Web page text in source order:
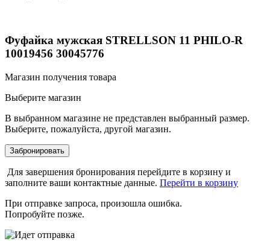
Фуфайка мужская STRELLSON 11 PHILO-R
10019456 30045776
Магазин получения товара
Выберите магазин
В выбранном магазине не представлен выбранный размер.
Выберите, пожалуйста, другой магазин.
Забронировать
Для завершения бронирования перейдите в корзину и
заполните ваши контактные данные. Перейти в корзину
При отправке запроса, произошла ошибка.
Попробуйте позже.